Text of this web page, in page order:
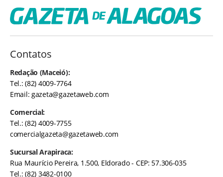
Contatos
Redação (Maceió):
Tel.: (82) 4009-7764
Email:gazeta@gazetaweb.com
Comercial:
Tel.: (82) 4009-7755
comercialgazeta@gazetaweb.com
Sucursal Arapiraca:
Rua Maurício Pereira, 1.500, Eldorado - CEP: 57.306-035
Tel.: (82) 3482-0100